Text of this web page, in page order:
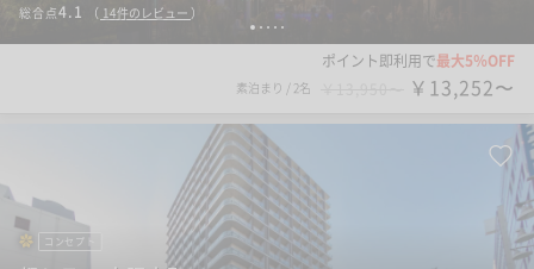
1 2 3 4 5
総合点4.1 （ 14件のレビュー ）
ポイント即利用で最大5％OFF
素泊まり / 2名 ￥13,252〜
コンセプト